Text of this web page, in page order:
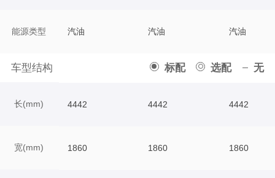
能源类型
车型结构 标配 选配 无
长(mm)
宽(mm)
汽油 汽油 汽油
4442 4442 4442
1860 1860 1860